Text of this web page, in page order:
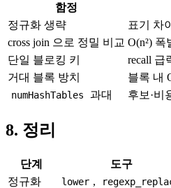
함정
정규화 생략
표기 차
cross join 으로 정밀 비교 O(n²) 폭
단일 블로킹 키
recall 급
거대 블록 방치
블록 내
numHashTables 과대 후보·비
8. 정리
단계 도구
정규화
lower ,